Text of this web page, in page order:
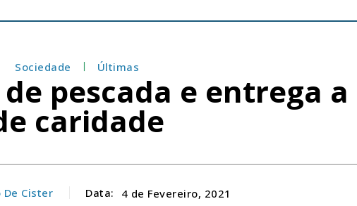
Sociedade Últimas
pescada e entrega
caridade
De Cister Data: 4 de Fevereiro, 2021